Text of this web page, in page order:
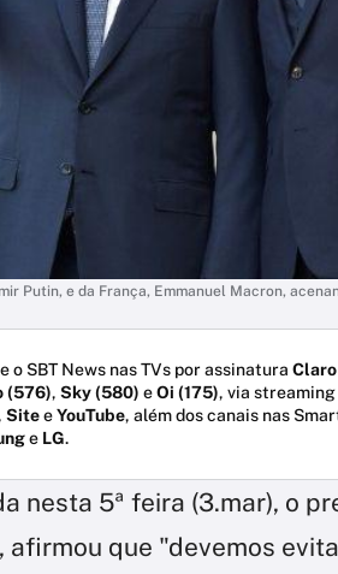
Putin, e da França, Emmanuel Macron,
o SBT News nas TVs por assinatura Claro
(576), Sky (580) eOi (175), via streaming
SiteeYouTube, além dos canais nas
e LG.
nesta 5ª feira (3.mar), o
afirmou que "devemos